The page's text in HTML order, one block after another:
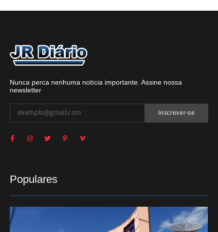
Nunca perca nenhuma notícia importante. Assine nossa
newsletter
Inscrever-se
Populares